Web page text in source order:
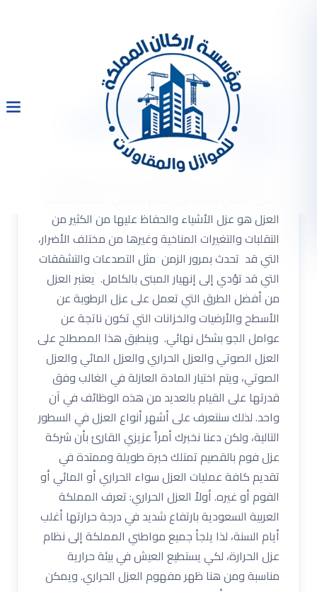
أفضل شركة عزل فوم
بالرياض 0533334179 رولات
العزل هو عزل الأشياء والحفاظ عليها من الكثير من
التقلبات والتغيرات المناخية وغيرها من مختلف الأضرار،
التي قد تحدث بمرور الزمن مثل التصدعات والتشققات
التي قد تؤدي إلى إنهيار المبنى بالكامل. يعتبر العزل
من أفضل الطرق التي تعمل على عزل الرطوبة عن
الأسطح والأرضيات والخزانات التي تكون ناتجة عن
عوامل الجو بشكل نهائي. وينطبق هذا المصطلح على
العزل الصوتي والعزل الحراري والعزل المائي والعزل
الصوتي، ويتم اختيار المادة العازلة في الغالب وفق
قدرتها على القيام بالعديد من هذه الوظائف في آن
واحد. لذلك سنتعرف على أشهر أنواع العزل في السطور
التالية، ولكن دعنا نخبرك أمراً عزيزي القارئ بأن شركة
عزل فوم بالقصيم تمتلك خبرة طويلة وممتدة في
تقديم كافة عمليات العزل سواء الحراري أو المائي أو
الفوم أو غيره. أولاً العزل الحراري: تعرف المملكة
العربية السعودية بارتفاع شديد في درجة حرارتها أغلب
أيام السنة، لذا يلجأ جميع مواطني المملكة إلى نظام
عزل الحرارة، لكي يستطيع العيش في بيئة حرارية
مناسبة ومن هنا ظهر مفهوم العزل الحراري. ويمكن